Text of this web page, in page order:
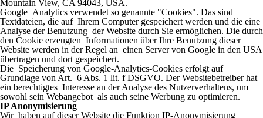
Mountain View, CA 94043, USA.
Google Analytics verwendet so genannte "Cookies". Das sind
Textdateien, die auf Ihrem Computer gespeichert werden und die eine
Analyse der Benutzung der Website durch Sie ermöglichen. Die durch
den Cookie erzeugten Informationen über Ihre Benutzung dieser
Website werden in der Regel an einen Server von Google in den USA
übertragen und dort gespeichert.
Die Speicherung von Google-Analytics-Cookies erfolgt auf
Grundlage von Art. 6 Abs. 1 lit. f DSGVO. Der Websitebetreiber hat
ein berechtigtes Interesse an der Analyse des Nutzerverhaltens, um
sowohl sein Webangebot als auch seine Werbung zu optimieren.
IP Anonymisierung
Wir haben auf dieser Website die Funktion IP-Anonymisierung